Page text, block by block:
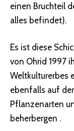
einen Bruchteil
alles befindet).
Es ist diese
von Ohrid 1997
Weltkulturerbes
ebenfalls auf
Pflanzenarten
beherbergen .